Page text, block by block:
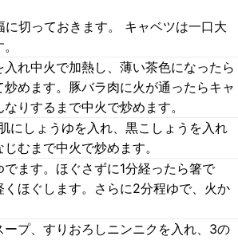
切っておきます。 キャベツは一口大
れ中火で加熱し、薄い茶色になったら
めます。豚バラ肉に火が通ったらキャ
りするまで中火で炒めます。
にしょうゆを入れ、黒こしょうを入れ
むまで中火で炒めます。
ます。ほぐさずに1分経ったら箸で
くほぐします。さらに2分程ゆで、火か
ープ、すりおろしニンニクを入れ、3の